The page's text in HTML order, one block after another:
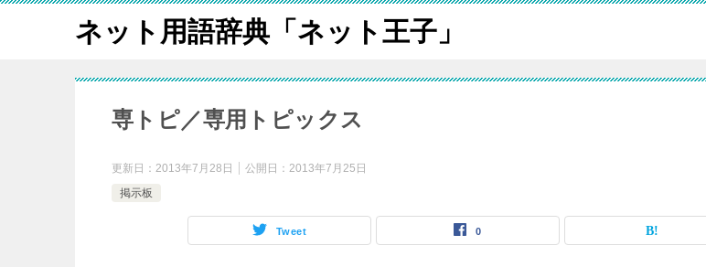
ネット用語辞典「ネット王子」
専トピ／専用トピックス
更新日： 2013年7月28日 公開日： 2013年7月25日
掲示板
Tweet 0